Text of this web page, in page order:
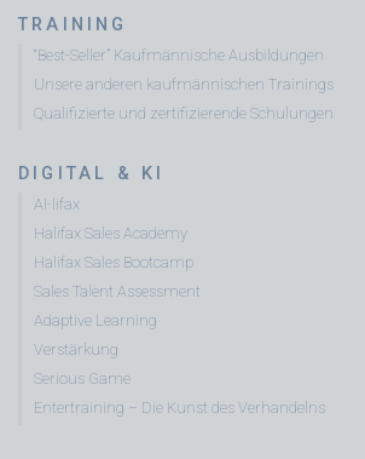
TRAINING
“Best-Seller” Kaufmännische Ausbildungen
Unsere anderen kaufmännischen Trainings
Qualifizierte und zertifizierende Schulungen
DIGITAL & KI
AI-lifax
Halifax Sales Academy
Halifax Sales Bootcamp
Sales Talent Assessment
Adaptive Learning
Verstärkung
Serious Game
Entertraining – Die Kunst des Verhandelns